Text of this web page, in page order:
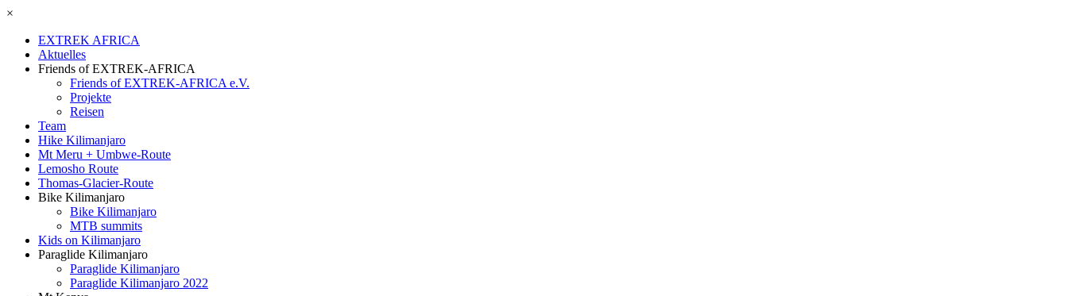
×
EXTREK AFRICA
Aktuelles
Friends of EXTREK-AFRICA
Friends of EXTREK-AFRICA e.V.
Projekte
Reisen
Team
Hike Kilimanjaro
Mt Meru + Umbwe-Route
Lemosho Route
Thomas-Glacier-Route
Bike Kilimanjaro
Bike Kilimanjaro
MTB summits
Kids on Kilimanjaro
Paraglide Kilimanjaro
Paraglide Kilimanjaro
Paraglide Kilimanjaro 2022